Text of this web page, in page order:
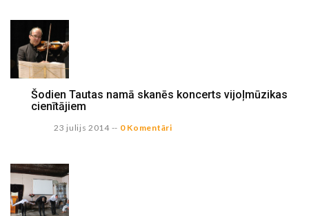
Šodien Tautas namā skanēs koncerts vijoļmūzikas
cienītājiem
23 julijs 2014-- 0 Komentāri